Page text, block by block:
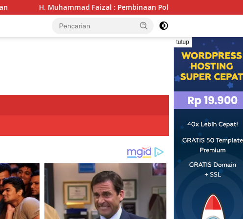
Faizal : Pembinaan Politik Penting untuk Menciptakan Kompetisi
tutup